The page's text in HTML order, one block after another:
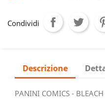
Condividi
Descrizione
PANINI COMICS -